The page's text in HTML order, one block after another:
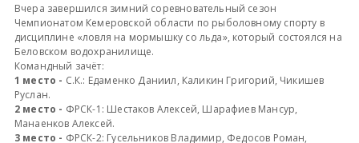
Вчера завершился зимний соревновательный сезон
Чемпионатом Кемеровской области по рыболовному спорту в
дисциплине «ловля на мормышку со льда», который состоялся на
Беловском водохранилище.
Командный зачёт:
1 место - С.К.: Едаменко Даниил, Каликин Григорий, Чикишев
Руслан.
2 место - ФРСК-1: Шестаков Алексей, Шарафиев Мансур,
Манаенков Алексей.
3 место - ФРСК-2: Гусельников Владимир, Федосов Роман,